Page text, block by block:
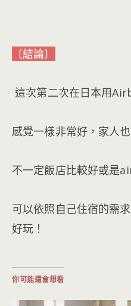
〔結論〕
這次第二次在日本用
感覺一樣非常好，家人也
不一定飯店比較好或是
可以依照自己住宿的需
好玩！
你可能還會想看